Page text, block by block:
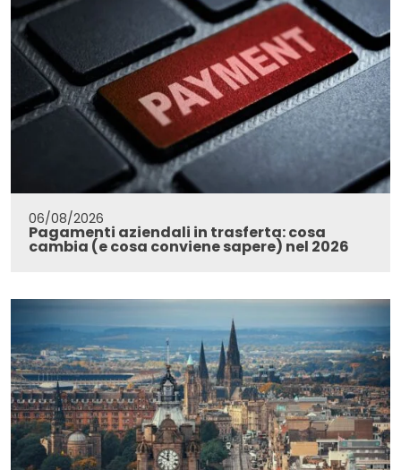
06/08/2026
Pagamenti aziendali in trasferta: cosa
cambia (e cosa conviene sapere) nel 2026